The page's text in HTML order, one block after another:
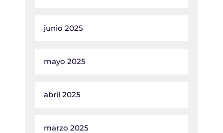
junio 2025
mayo 2025
abril 2025
marzo 2025